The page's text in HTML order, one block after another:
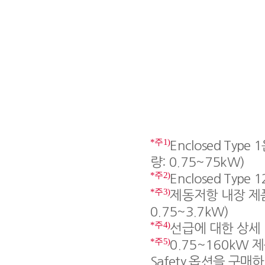
*주1)Enclosed Type
량: 0.75~75kW)
*주2)Enclosed Type
*주3)제동저항 내장
0.75~3.7kW)
*주4)선급에 대한 상
*주5)0.75~160kW 제
Safety 옵션을 구매